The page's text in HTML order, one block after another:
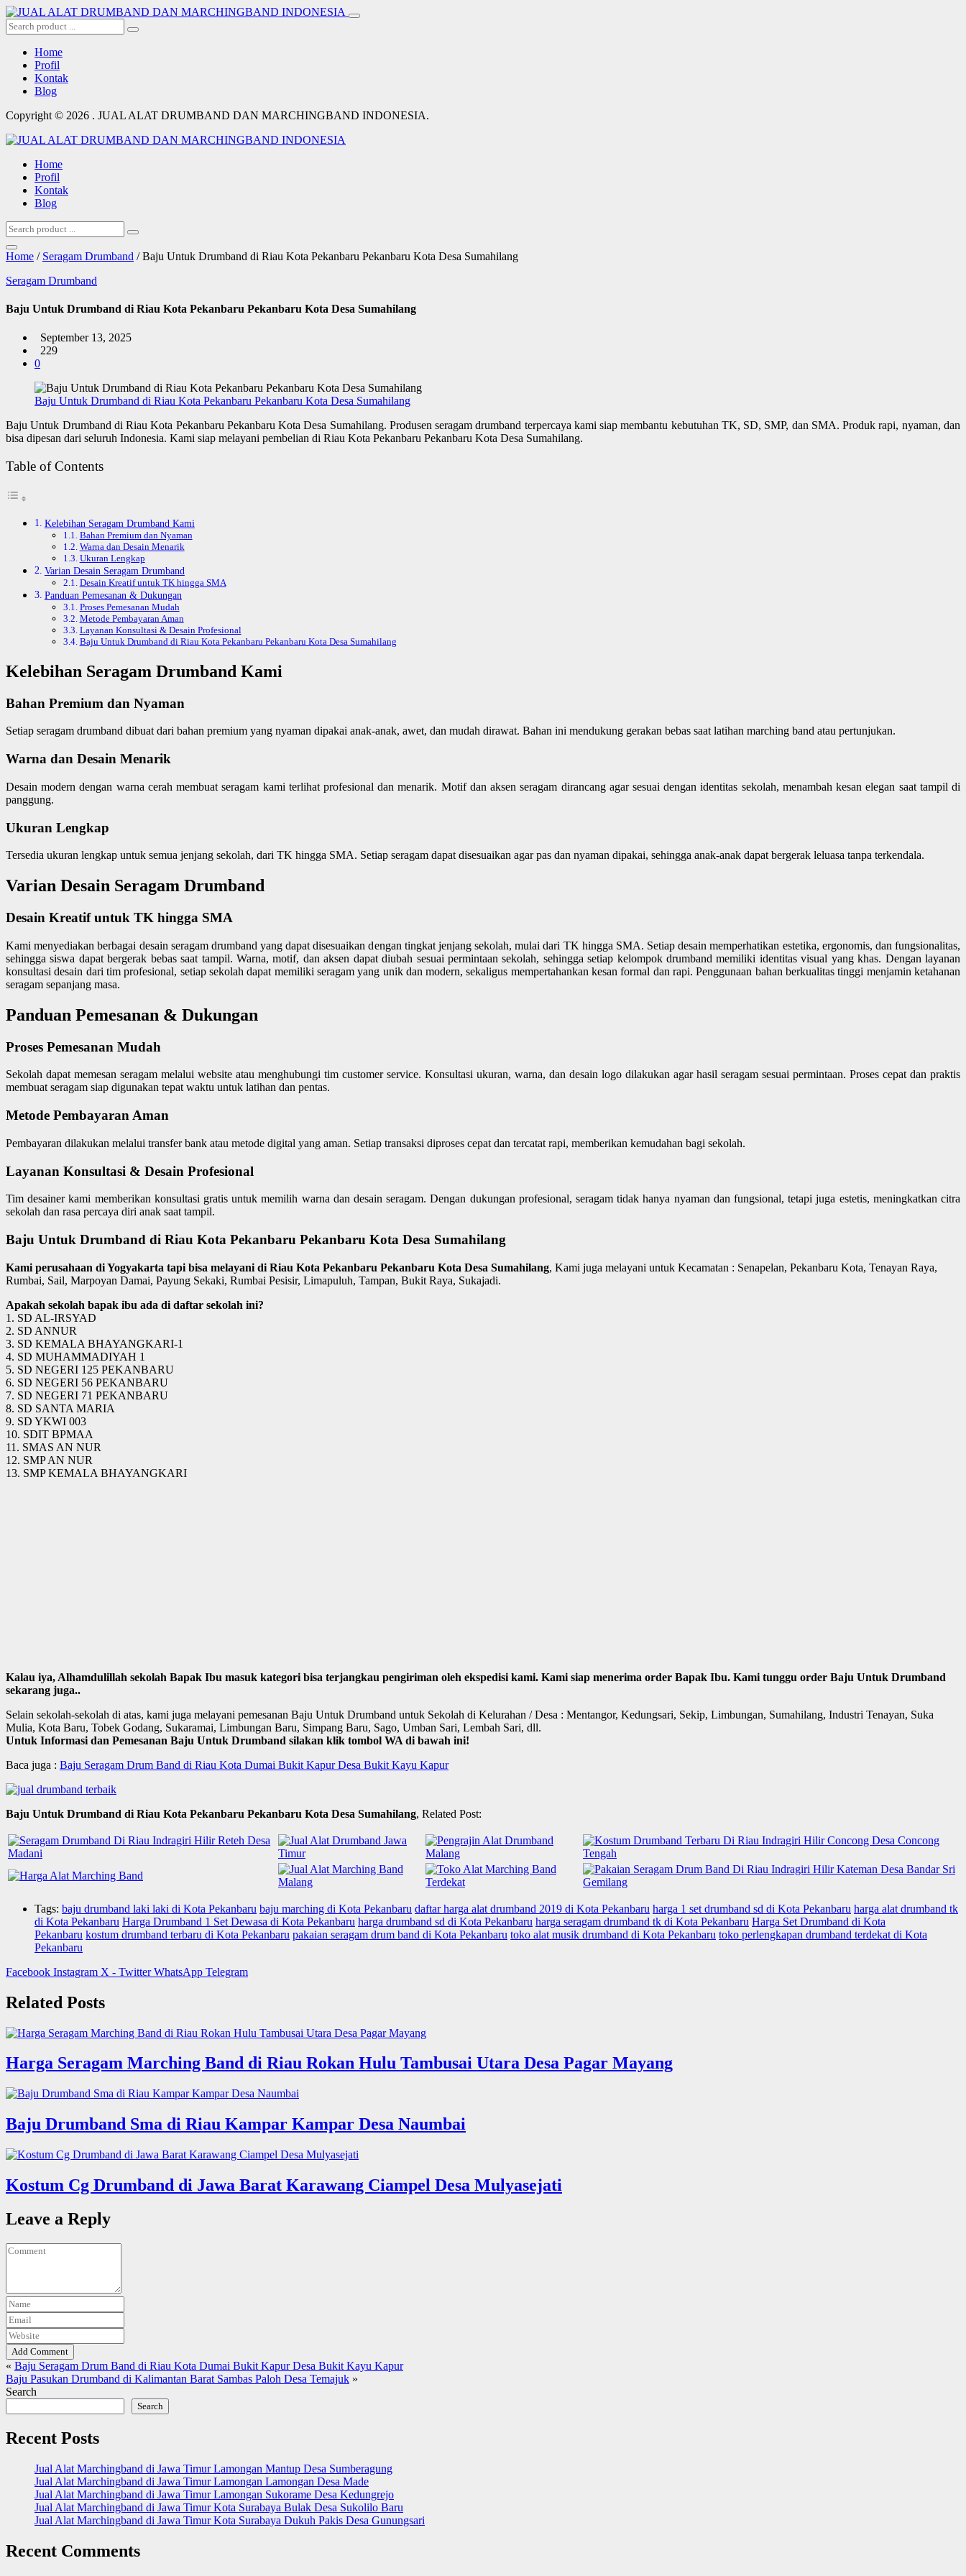
Home
Profil
Kontak
Blog
Copyright © 2026 . JUAL ALAT DRUMBAND DAN MARCHINGBAND INDONESIA.
Home
Profil
Kontak
Blog
Home / Seragam Drumband / Baju Untuk Drumband di Riau Kota Pekanbaru Pekanbaru Kota Desa Sumahilang
Seragam Drumband
Baju Untuk Drumband di Riau Kota Pekanbaru Pekanbaru Kota Desa Sumahilang
September 13, 2025
229
0
Baju Untuk Drumband di Riau Kota Pekanbaru Pekanbaru Kota Desa Sumahilang
Baju Untuk Drumband di Riau Kota Pekanbaru Pekanbaru Kota Desa Sumahilang. Produsen seragam drumband terpercaya kami siap membantu kebutuhan TK, SD, SMP, dan SMA. Produk rapi, nyaman, dan
bisa dipesan dari seluruh Indonesia. Kami siap melayani pembelian di Riau Kota Pekanbaru Pekanbaru Kota Desa Sumahilang.
Table of Contents
Kelebihan Seragam Drumband Kami
Bahan Premium dan Nyaman
Warna dan Desain Menarik
Ukuran Lengkap
Varian Desain Seragam Drumband
Desain Kreatif untuk TK hingga SMA
Panduan Pemesanan & Dukungan
Proses Pemesanan Mudah
Metode Pembayaran Aman
Layanan Konsultasi & Desain Profesional
Baju Untuk Drumband di Riau Kota Pekanbaru Pekanbaru Kota Desa Sumahilang
Kelebihan Seragam Drumband Kami
Bahan Premium dan Nyaman
Setiap seragam drumband dibuat dari bahan premium yang nyaman dipakai anak-anak, awet, dan mudah dirawat. Bahan ini mendukung gerakan bebas saat latihan marching band atau pertunjukan.
Warna dan Desain Menarik
Desain modern dengan warna cerah membuat seragam kami terlihat profesional dan menarik. Motif dan aksen seragam dirancang agar sesuai dengan identitas sekolah, menambah kesan elegan saat tampil di
panggung.
Ukuran Lengkap
Tersedia ukuran lengkap untuk semua jenjang sekolah, dari TK hingga SMA. Setiap seragam dapat disesuaikan agar pas dan nyaman dipakai, sehingga anak-anak dapat bergerak leluasa tanpa terkendala.
Varian Desain Seragam Drumband
Desain Kreatif untuk TK hingga SMA
Kami menyediakan berbagai desain seragam drumband yang dapat disesuaikan dengan tingkat jenjang sekolah, mulai dari TK hingga SMA. Setiap desain memperhatikan estetika, ergonomis, dan fungsionalitas,
sehingga siswa dapat bergerak bebas saat tampil. Warna, motif, dan aksen dapat diubah sesuai permintaan sekolah, sehingga setiap kelompok drumband memiliki identitas visual yang khas. Dengan layanan
konsultasi desain dari tim profesional, setiap sekolah dapat memiliki seragam yang unik dan modern, sekaligus mempertahankan kesan formal dan rapi. Penggunaan bahan berkualitas tinggi menjamin ketahanan
seragam sepanjang masa.
Panduan Pemesanan & Dukungan
Proses Pemesanan Mudah
Sekolah dapat memesan seragam melalui website atau menghubungi tim customer service. Konsultasi ukuran, warna, dan desain logo dilakukan agar hasil seragam sesuai permintaan. Proses cepat dan praktis
membuat seragam siap digunakan tepat waktu untuk latihan dan pentas.
Metode Pembayaran Aman
Pembayaran dilakukan melalui transfer bank atau metode digital yang aman. Setiap transaksi diproses cepat dan tercatat rapi, memberikan kemudahan bagi sekolah.
Layanan Konsultasi & Desain Profesional
Tim desainer kami memberikan konsultasi gratis untuk memilih warna dan desain seragam. Dengan dukungan profesional, seragam tidak hanya nyaman dan fungsional, tetapi juga estetis, meningkatkan citra
sekolah dan rasa percaya diri anak saat tampil.
Baju Untuk Drumband di Riau Kota Pekanbaru Pekanbaru Kota Desa Sumahilang
Kami perusahaan di Yogyakarta tapi bisa melayani di Riau Kota Pekanbaru Pekanbaru Kota Desa Sumahilang, Kami juga melayani untuk Kecamatan : Senapelan, Pekanbaru Kota, Tenayan Raya,
Rumbai, Sail, Marpoyan Damai, Payung Sekaki, Rumbai Pesisir, Limapuluh, Tampan, Bukit Raya, Sukajadi.
Apakah sekolah bapak ibu ada di daftar sekolah ini?
1. SD AL-IRSYAD
2. SD ANNUR
3. SD KEMALA BHAYANGKARI-1
4. SD MUHAMMADIYAH 1
5. SD NEGERI 125 PEKANBARU
6. SD NEGERI 56 PEKANBARU
7. SD NEGERI 71 PEKANBARU
8. SD SANTA MARIA
9. SD YKWI 003
10. SDIT BPMAA
11. SMAS AN NUR
12. SMP AN NUR
13. SMP KEMALA BHAYANGKARI
Kalau iya, Alhamdulillah sekolah Bapak Ibu masuk kategori bisa terjangkau pengiriman oleh ekspedisi kami. Kami siap menerima order Bapak Ibu. Kami tunggu order Baju Untuk Drumband
sekarang juga..
Selain sekolah-sekolah di atas, kami juga melayani pemesanan Baju Untuk Drumband untuk Sekolah di Kelurahan / Desa : Mentangor, Kedungsari, Sekip, Limbungan, Sumahilang, Industri Tenayan, Suka
Mulia, Kota Baru, Tobek Godang, Sukaramai, Limbungan Baru, Simpang Baru, Sago, Umban Sari, Lembah Sari, dll.
Untuk Informasi dan Pemesanan Baju Untuk Drumband silakan klik tombol WA di bawah ini!
Baca juga : Baju Seragam Drum Band di Riau Kota Dumai Bukit Kapur Desa Bukit Kayu Kapur
Baju Untuk Drumband di Riau Kota Pekanbaru Pekanbaru Kota Desa Sumahilang, Related Post:
Tags: baju drumband laki laki di Kota Pekanbaru baju marching di Kota Pekanbaru daftar harga alat drumband 2019 di Kota Pekanbaru harga 1 set drumband sd di Kota Pekanbaru harga alat drumband tk
di Kota Pekanbaru Harga Drumband 1 Set Dewasa di Kota Pekanbaru harga drumband sd di Kota Pekanbaru harga seragam drumband tk di Kota Pekanbaru Harga Set Drumband di Kota
Pekanbaru kostum drumband terbaru di Kota Pekanbaru pakaian seragam drum band di Kota Pekanbaru toko alat musik drumband di Kota Pekanbaru toko perlengkapan drumband terdekat di Kota
Pekanbaru
Facebook Instagram X - Twitter WhatsApp Telegram
Related Posts
Harga Seragam Marching Band di Riau Rokan Hulu Tambusai Utara Desa Pagar Mayang
Baju Drumband Sma di Riau Kampar Kampar Desa Naumbai
Kostum Cg Drumband di Jawa Barat Karawang Ciampel Desa Mulyasejati
Leave a Reply
Add Comment
« Baju Seragam Drum Band di Riau Kota Dumai Bukit Kapur Desa Bukit Kayu Kapur
Baju Pasukan Drumband di Kalimantan Barat Sambas Paloh Desa Temajuk »
Search
Search
Recent Posts
Jual Alat Marchingband di Jawa Timur Lamongan Mantup Desa Sumberagung
Jual Alat Marchingband di Jawa Timur Lamongan Lamongan Desa Made
Jual Alat Marchingband di Jawa Timur Lamongan Sukorame Desa Kedungrejo
Jual Alat Marchingband di Jawa Timur Kota Surabaya Bulak Desa Sukolilo Baru
Jual Alat Marchingband di Jawa Timur Kota Surabaya Dukuh Pakis Desa Gunungsari
Recent Comments